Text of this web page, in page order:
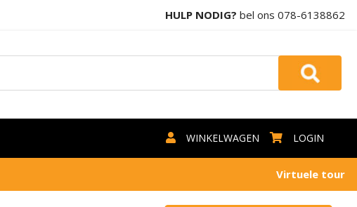
HULP NODIG? bel ons 078-6138862
LOGIN
WINKELWAGEN
Virtuele tour